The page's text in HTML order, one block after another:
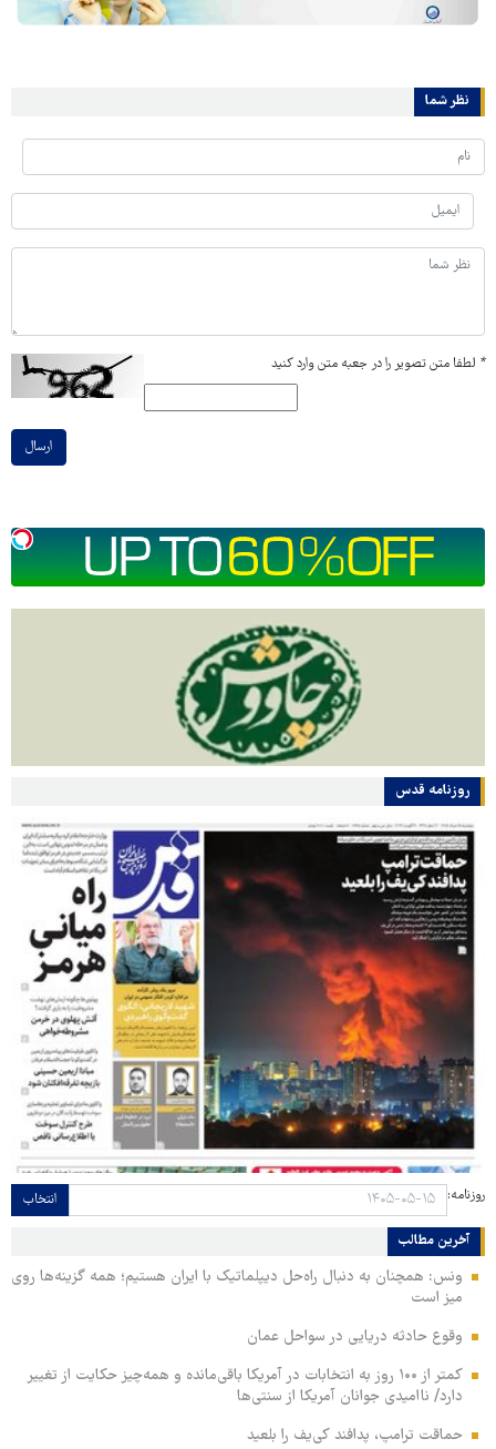
نظر شما
* لطفا متن تصویر را در جعبه متن وارد کنید
ارسال
روزنامه قدس
روزنامه: انتخاب
آخرین مطالب
ونس: همچنان به دنبال راه‌حل دیپلماتیک با ایران هستیم؛ همه گزینه‌ها روی
میز است
وقوع حادثه دریایی در سواحل عمان
کمتر از ۱۰۰ روز به انتخابات در آمریکا باقی‌مانده و همه‌چیز حکایت از تغییر
دارد/ ناامیدی جوانان آمریکا از سنتی‌ها
حماقت ترامپ، پدافند کی‌یف را بلعید